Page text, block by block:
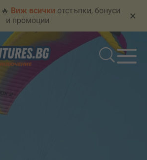
🔥 Виж всички отстъпки, бонуси
и промоции
×